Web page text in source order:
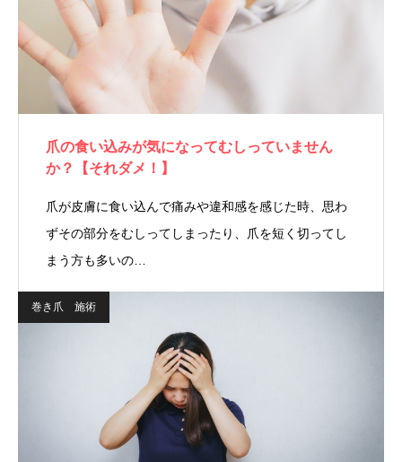
爪の食い込みが気になってむしっていません
か？【それダメ！】
爪が皮膚に食い込んで痛みや違和感を感じた時、思わ
ずその部分をむしってしまったり、爪を短く切ってし
まう方も多いの…
巻き爪 施術